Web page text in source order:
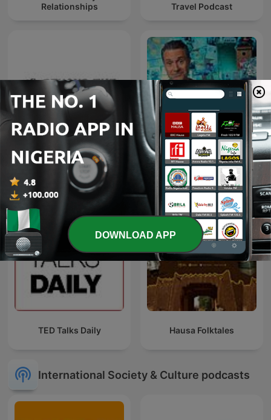
Relationships
Travel Podcast
Beyond the Surface
Podcast
The Why Files: Operation
Podcast
TED Talks Daily Hausa Folktales
International Society & Culture podcasts
DOWNLOAD APP